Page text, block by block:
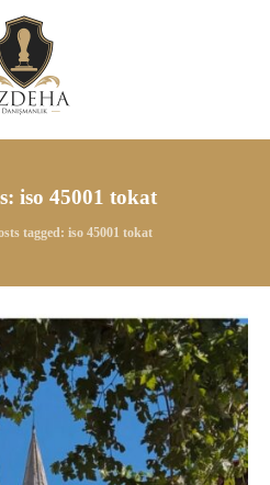
iso 45001 tokat
tagged: iso 45001 tokat